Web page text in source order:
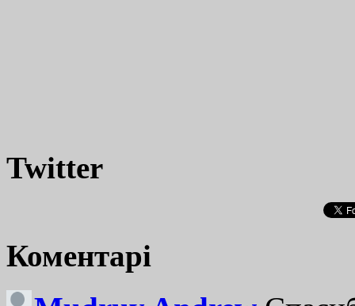
Twitter
Коментарі